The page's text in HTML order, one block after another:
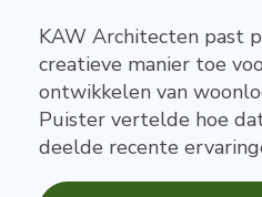
KAW Architecten past
creatieve manier toe
ontwikkelen van
Puister vertelde hoe
deelde recente